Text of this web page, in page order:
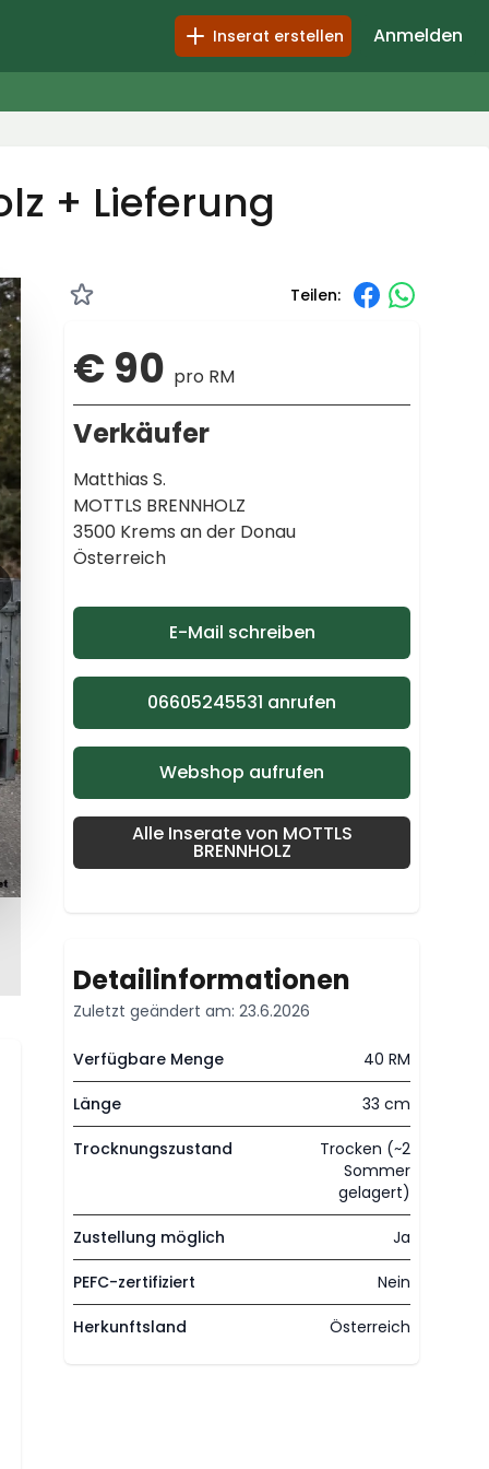
Inserat erstellen Anmelden
+ Lieferung
Teilen:
€ 90 pro RM
Verkäufer
Matthias S.
MOTTLS BRENNHOLZ
3500 Krems an der Donau
Österreich
E-Mail schreiben
06605245531 anrufen
Webshop aufrufen
Alle Inserate von MOTTLS
BRENNHOLZ
Detailinformationen
Zuletzt geändert am: 23.6.2026
Verfügbare Menge 40 RM
Länge 33 cm
Trocknungszustand
Trocken (~2
Sommer
gelagert)
Zustellung möglich Ja
PEFC-zertifiziert Nein
Herkunftsland Österreich